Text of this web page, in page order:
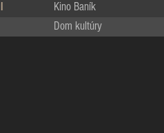
Kino Baník
Dom kultúry